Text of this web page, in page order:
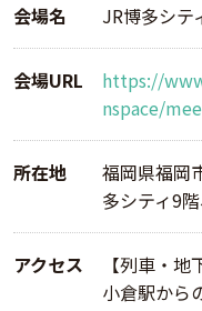
会場名 JR博多シ
会場URL
https://
nspace/
所在地
福岡県福岡
多シティ9
アクセス
【列車・地
小倉駅から